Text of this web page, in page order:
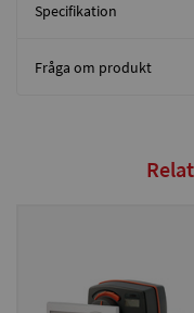
Specifikation
Fråga om produkt